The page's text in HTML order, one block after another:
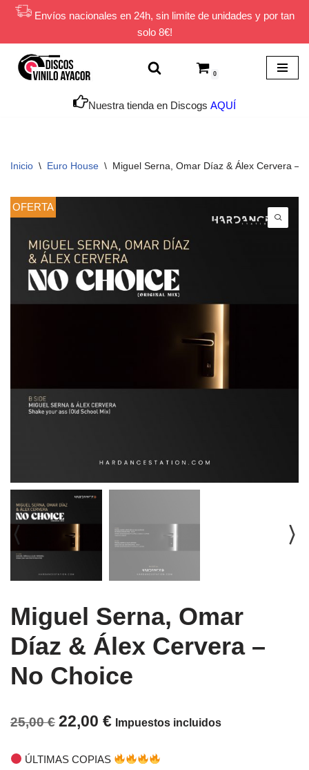
contenido
Envíos nacionales en 24h, sin limite de unidades y por tan
solo 8€!
0
Nuestra tienda en Discogs AQUÍ
Inicio \ Euro House \ Miguel Serna, Omar Díaz & Álex Cervera –
OFERTA
Miguel Serna, Omar
Díaz & Álex Cervera –
No Choice
25,00€ 22,00 € Impuestos incluidos
ÚLTIMAS COPIAS